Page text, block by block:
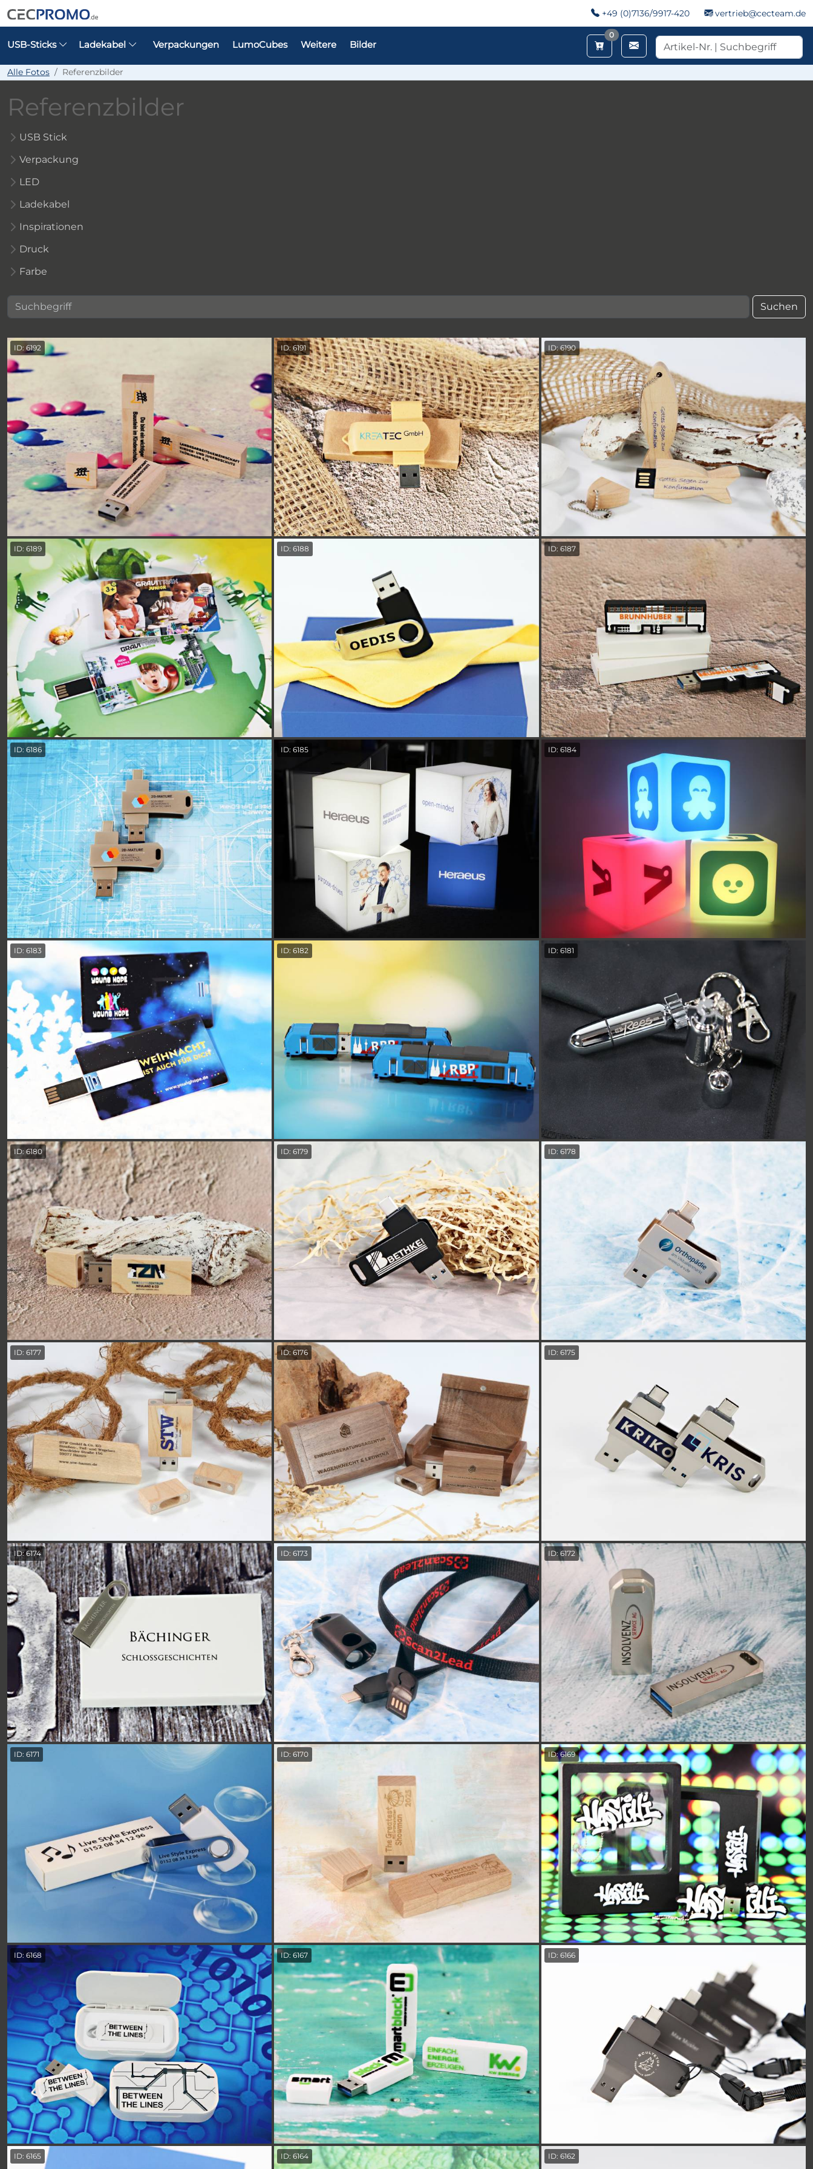
+49 (0)7136/9917-420 vertrieb@cecteam.de
USB-Sticks Ladekabel Verpackungen LumoCubes Weitere Bilder
0Merkzettel
Alle Fotos Referenzbilder
Referenzbilder
USB Stick
Verpackung
LED
Ladekabel
Inspirationen
Druck
Farbe
Suchen
ID: 6192 ID: 6191 ID: 6190
ID: 6189 ID: 6188 ID: 6187
ID: 6186 ID: 6185 ID: 6184
ID: 6183 ID: 6182 ID: 6181
ID: 6180 ID: 6179 ID: 6178
ID: 6177 ID: 6176 ID: 6175
ID: 6174 ID: 6173 ID: 6172
ID: 6171 ID: 6170 ID: 6169
ID: 6168 ID: 6167 ID: 6166
ID: 6165 ID: 6164 ID: 6162